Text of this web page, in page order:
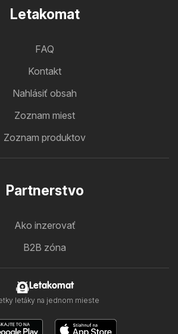
Letakomat
FAQ
Kontakt
Nahlásiť obsah
Zoznam miest
Zoznam produktov
Partnerstvo
Ako inzerovať
B2B zóna
Letakomat
letáky na jednom mieste